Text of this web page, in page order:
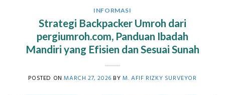
INFORMASI
Strategi Backpacker Umroh dari
pergiumroh.com, Panduan Ibadah
Mandiri yang Efisien dan Sesuai Sunah
POSTED ONMARCH 27, 2026 BYM. AFIF RIZKY SURVEYOR